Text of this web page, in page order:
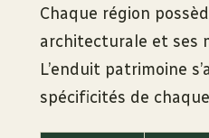
Chaque région
architecturale et ses
L’enduit patrimoine
spécificités de